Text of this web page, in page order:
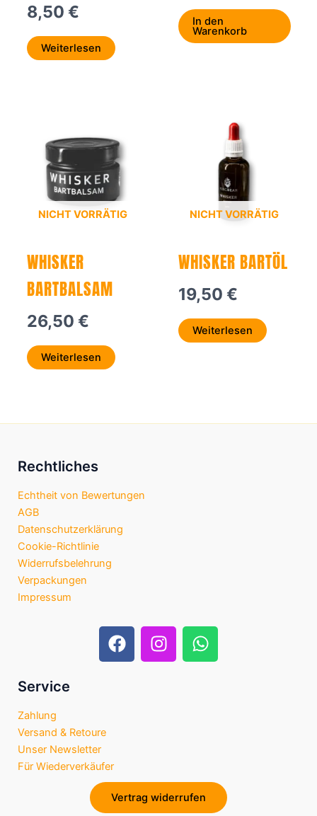
8,50 €
Weiterlesen
In den
Warenkorb
NICHT VORRÄTIG
WHISKER
BARTBALSAM
26,50 €
Weiterlesen
NICHT VORRÄTIG
WHISKER BARTÖL
19,50 €
Weiterlesen
Rechtliches
Echtheit von Bewertungen
AGB
Datenschutzerklärung
Cookie-Richtlinie
Widerrufsbelehrung
Verpackungen
Impressum
F
a
I
n
W
h
Service
Zahlung
Versand & Retoure
Unser Newsletter
Für Wiederverkäufer
Vertrag widerrufen